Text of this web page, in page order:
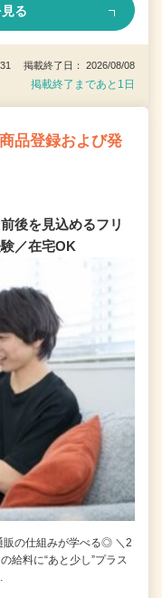
る
31 掲載終了日： 2026/08/08
掲載終了まであと1日
品登録および発
後を見込めるフリ
／在宅OK
販の仕組みが学べる◎ ＼2
給料に“あと少し”プラス